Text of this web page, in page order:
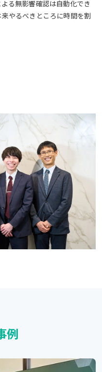
る無影響確認は自動化でき
やるべきところに時間を割
例